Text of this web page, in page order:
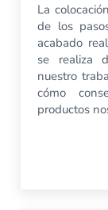
La
de los
acabado
se realiza
nuestro
cómo
productos